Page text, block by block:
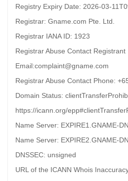
Registry Expiry Date: 2026-03-
Registrar: Gname.com Pte. Ltd.
Registrar IANA ID: 1923
Registrar Abuse Contact Registrant
Email:complaint@gname.com
Registrar Abuse Contact Phone:
Domain Status:
https://icann.org/
Name Server: EXPIRE1.GNAME-
Name Server: EXPIRE2.GNAME-
DNSSEC: unsigned
URL of the ICANN Whois